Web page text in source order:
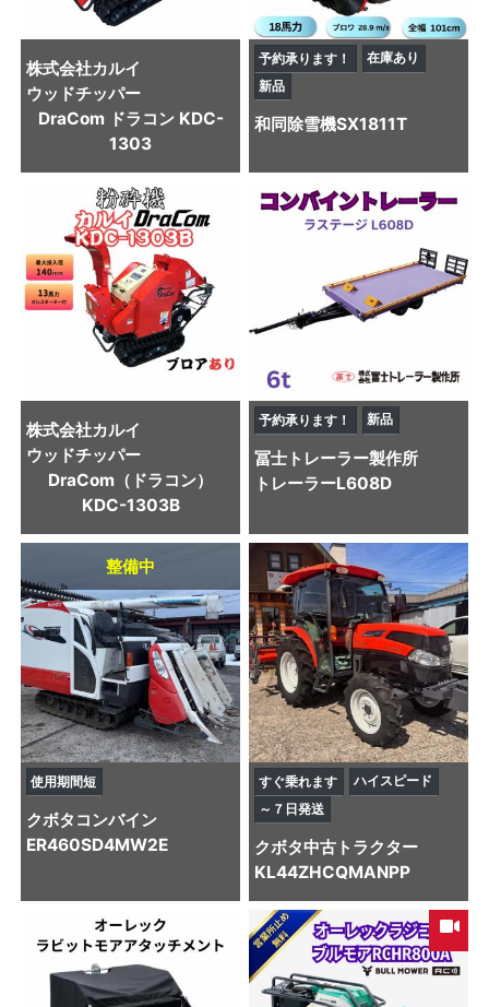
株式会社カルイ
ウッドチッパー
DraCom ドラコン KDC-
1303
予約承ります！
在庫あり
新品
和同除雪機SX1811T
株式会社カルイ
ウッドチッパー
DraCom（ドラコン）
KDC-1303B
予約承ります！ 新品
冨士トレーラー製作所
トレーラーL608D
整備中
使用期間短
クボタ コンバイン
ER460SD4MW2E
すぐ乗れます
ハイスピード
～７日発送
クボタ中古トラクター
KL44ZHCQMANPP